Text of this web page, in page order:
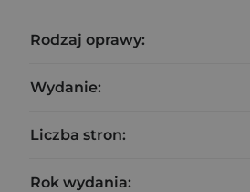
Rodzaj oprawy:
Wydanie:
Liczba stron:
Rok wydania: